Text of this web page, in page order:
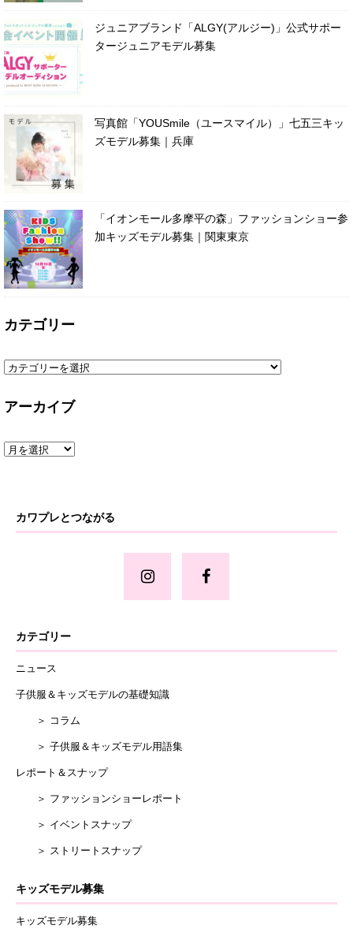
ジュニアブランド「ALGY(アルジー)」公式サポー
タージュニアモデル募集
写真館「YOUSmile（ユースマイル）」七五三キッ
ズモデル募集｜兵庫
「イオンモール多摩平の森」ファッションショー参
加キッズモデル募集｜関東東京
カテゴリー
アーカイブ
カワプレとつながる
カテゴリー
ニュース
子供服＆キッズモデルの基礎知識
＞ コラム
＞ 子供服＆キッズモデル用語集
レポート＆スナップ
＞ ファッションショーレポート
＞ イベントスナップ
＞ ストリートスナップ
キッズモデル募集
キッズモデル募集